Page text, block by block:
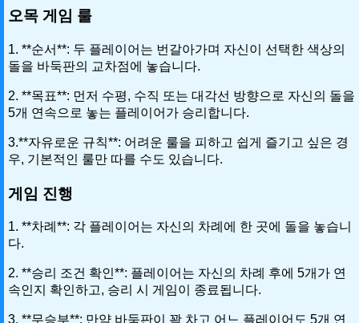
오목 게임 룰
1. **순서**: 두 플레이어는 번갈아가며 자신이 선택한 색상의
돌을 바둑판의 교차점에 놓습니다.
2. **목표**: 먼저 수평, 수직 또는 대각선 방향으로 자신의 돌을
5개 연속으로 놓는 플레이어가 승리합니다.
3.**자유로운 규칙**: 어려운 룰을 피하고 쉽게 즐기고 싶은 경
우, 기본적인 룰만 따를 수도 있습니다.
게임 진행
1. **차례**: 각 플레이어는 자신의 차례에 한 곳에 돌을 놓습니
다.
2. **승리 조건 확인**: 플레이어는 자신의 차례 후에 5개가 연
속인지 확인하고, 승리 시 게임이 종료됩니다.
3. **무승부**: 만약 바둑판이 꽉 차고 어느 플레이어도 5개 연